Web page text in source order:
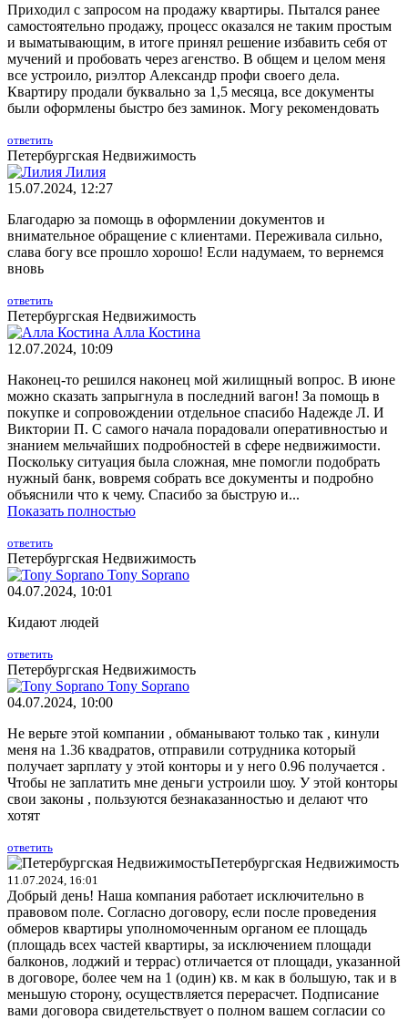
Приходил с запросом на продажу квартиры. Пытался ранее
самостоятельно продажу, процесс оказался не таким простым
и выматывающим, в итоге принял решение избавить себя от
мучений и пробовать через агенство. В общем и целом меня
все устроило, риэлтор Александр профи своего дела.
Квартиру продали буквально за 1,5 месяца, все документы
были оформлены быстро без заминок. Могу рекомендовать
ответить
Петербургская Недвижимость
Лилия
15.07.2024, 12:27
Благодарю за помощь в оформлении документов и
внимательное обращение с клиентами. Переживала сильно,
слава богу все прошло хорошо! Если надумаем, то вернемся
вновь
ответить
Петербургская Недвижимость
Алла Костина
12.07.2024, 10:09
Наконец-то решился наконец мой жилищный вопрос. В июне
можно сказать запрыгнула в последний вагон! За помощь в
покупке и сопровождении отдельное спасибо Надежде Л. И
Виктории П. С самого начала порадовали оперативностью и
знанием мельчайших подробностей в сфере недвижимости.
Поскольку ситуация была сложная, мне помогли подобрать
нужный банк, вовремя собрать все документы и подробно
объяснили что к чему. Спасибо за быструю и...
Показать полностью
ответить
Петербургская Недвижимость
Tony Soprano
04.07.2024, 10:01
Кидают людей
ответить
Петербургская Недвижимость
Tony Soprano
04.07.2024, 10:00
Не верьте этой компании , обманывают только так , кинули
меня на 1.36 квадратов, отправили сотрудника который
получает зарплату у этой конторы и у него 0.96 получается .
Чтобы не заплатить мне деньги устроили шоу. У этой конторы
свои законы , пользуются безнаказанностью и делают что
хотят
ответить
Петербургская Недвижимость
11.07.2024, 16:01
Добрый день! Наша компания работает исключительно в
правовом поле. Согласно договору, если после проведения
обмеров квартиры уполномоченным органом ее площадь
(площадь всех частей квартиры, за исключением площади
балконов, лоджий и террас) отличается от площади, указанной
в договоре, более чем на 1 (один) кв. м как в большую, так и в
меньшую сторону, осуществляется перерасчет. Подписание
вами договора свидетельствует о полном вашем согласии со